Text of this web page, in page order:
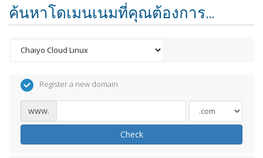
ค้นหาโดเมนเนมที่คุณต้องการ...
Register a new domain
www.
Check